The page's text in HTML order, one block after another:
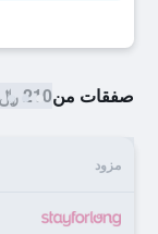
صفقات من210 ﷼
مزود